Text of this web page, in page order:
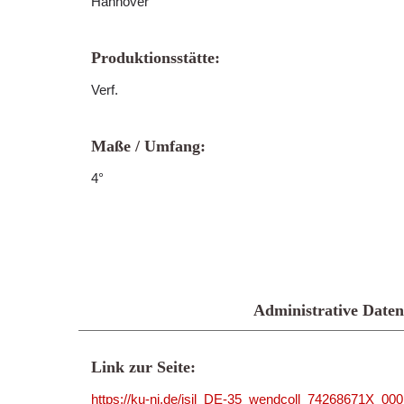
Produktionsstätte:
Verf.
Maße / Umfang:
4°
Administrative Daten
Link zur Seite:
https://ku-ni.de/isil_DE-